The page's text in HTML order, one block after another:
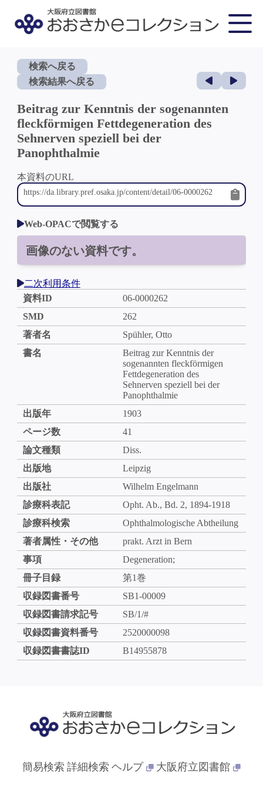
検索へ戻る
検索結果へ戻る
Beitrag zur Kenntnis der sogenannten
fleckförmigen Fettdegeneration des
Sehnerven speziell bei der
Panophthalmie
本資料のURL
Web-OPACで閲覧する
画像のない資料です。
二次利用条件
資料ID
06-0000262
SMD
262
著者名
Spühler, Otto
書名
Beitrag zur Kenntnis der
sogenannten fleckförmigen
Fettdegeneration des
Sehnerven speziell bei der
Panophthalmie
出版年
1903
ページ数
41
論文種類
Diss.
出版地
Leipzig
出版社
Wilhelm Engelmann
診療科表記
Opht. Ab., Bd. 2, 1894-1918
診療科検索
Ophthalmologische Abtheilung
著者属性・その他
prakt. Arzt in Bern
事項
Degeneration;
冊子目録
第1巻
収録図書番号
SB1-00009
収録図書請求記号
SB/1/#
収録図書資料番号
2520000098
収録図書書誌ID
B14955878
簡易検索 詳細検索 ヘルプ 大阪府立図書館